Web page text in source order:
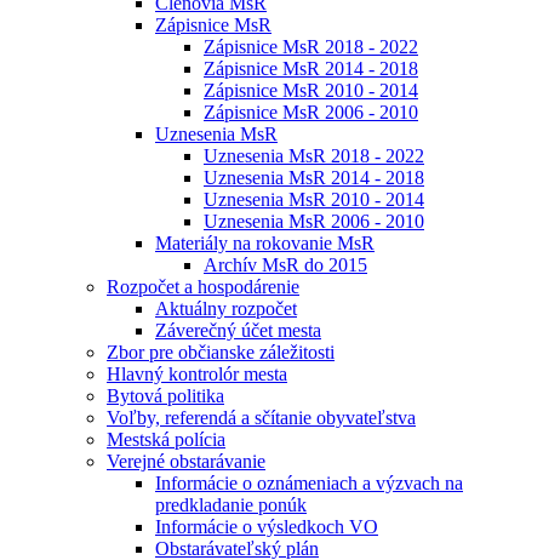
Zápisnice MsR
Zápisnice MsR 2018 - 2022
Zápisnice MsR 2014 - 2018
Zápisnice MsR 2010 - 2014
Zápisnice MsR 2006 - 2010
Uznesenia MsR
Uznesenia MsR 2018 - 2022
Uznesenia MsR 2014 - 2018
Uznesenia MsR 2010 - 2014
Uznesenia MsR 2006 - 2010
Materiály na rokovanie MsR
Archív MsR do 2015
Rozpočet a hospodárenie
Aktuálny rozpočet
Záverečný účet mesta
Zbor pre občianske záležitosti
Hlavný kontrolór mesta
Bytová politika
Voľby, referendá a sčítanie obyvateľstva
Mestská polícia
Verejné obstarávanie
Informácie o oznámeniach a výzvach na
predkladanie ponúk
Informácie o výsledkoch VO
Obstarávateľský plán